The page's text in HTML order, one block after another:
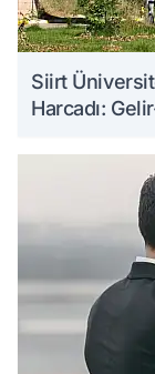
Siirt
Harcadı: